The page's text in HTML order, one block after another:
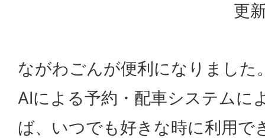
更
ながわごんが便利になりました
AIによる予約・配車システムに
ば、いつでも好きな時に利用で